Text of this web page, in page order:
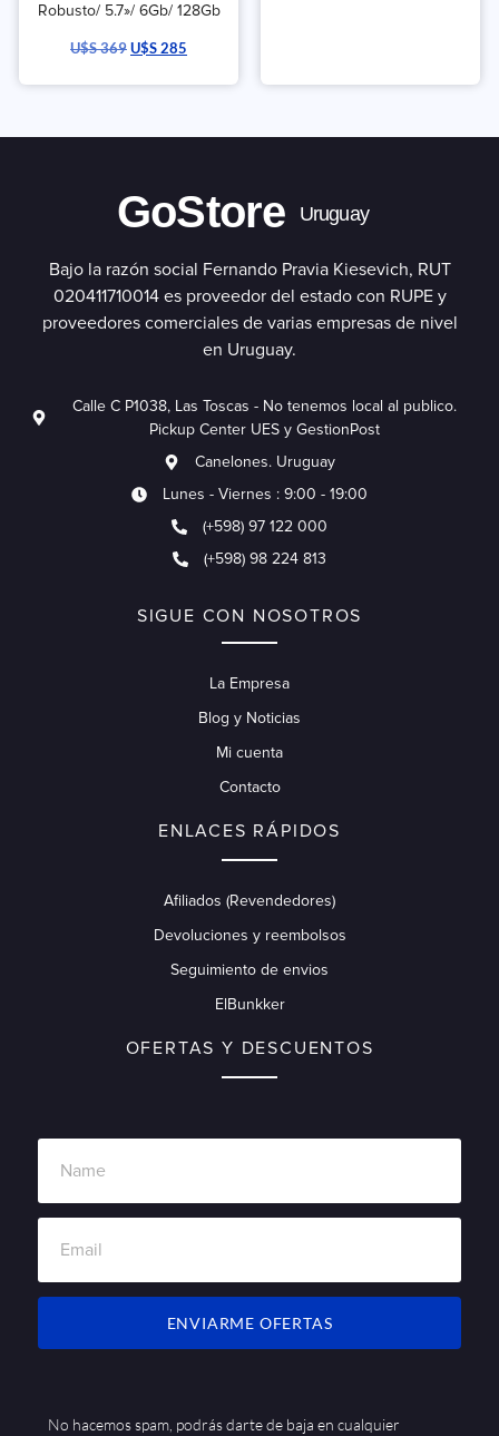
Robusto/ 5.7»/ 6Gb/ 128Gb
U$S369U$S285
GoStore Uruguay
Bajo la razón social Fernando Pravia Kiesevich, RUT
020411710014 es proveedor del estado con RUPE y
proveedores comerciales de varias empresas de nivel
en Uruguay.
Calle C P1038, Las Toscas - No tenemos local al publico.
Pickup Center UES y GestionPost
Canelones. Uruguay
Lunes - Viernes : 9:00 - 19:00
(+598) 97 122 000
(+598) 98 224 813
SIGUE CON NOSOTROS
La Empresa
Blog y Noticias
Mi cuenta
Contacto
ENLACES RÁPIDOS
Afiliados (Revendedores)
Devoluciones y reembolsos
Seguimiento de envios
ElBunkker
OFERTAS Y DESCUENTOS
ENVIARME OFERTAS
No hacemos spam, podrás darte de baja en cualquier